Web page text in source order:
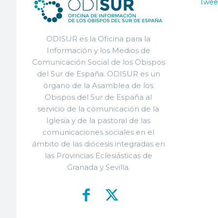
ODISUR es la Oficina para la
Información y los Medios de
Comunicación Social de los Obispos
del Sur de España. ODISUR es un
órgano de la Asamblea de los
Obispos del Sur de España al
servicio de la comunicación de la
Iglesia y de la pastoral de las
comunicaciones sociales en el
ámbito de las diócesis integradas en
las Provincias Eclesiásticas de
Granada y Sevilla.